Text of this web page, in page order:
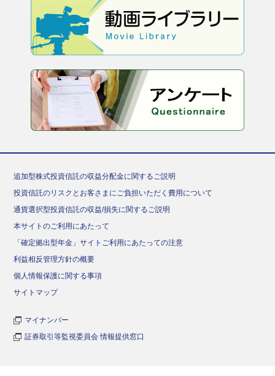
追加型株式投資信託の収益分配金に関するご説明
投資信託のリスクとお客さまにご負担いただく費用について
通貨選択型投資信託の収益/損失に関するご説明
本サイトのご利用にあたって
「確定拠出型年金」サイトご利用にあたっての注意
利益相反管理方針の概要
個人情報保護に関する事項
サイトマップ
マイナンバー
証券取引等監視委員会 情報提供窓口